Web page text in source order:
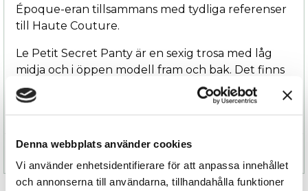
Denna webbplats använder cookies
Vi använder enhetsidentifierare för att anpassa innehållet
och annonserna till användarna, tillhandahålla funktioner
Époque-eran tillsammans med tydliga referenser
till Haute Couture.
Le Petit Secret Panty är en sexig trosa med låg
midja och i öppen modell fram och bak. Det finns
även matchande BH, stockings och höfthållare ur
samma kollektion.
Specifikation